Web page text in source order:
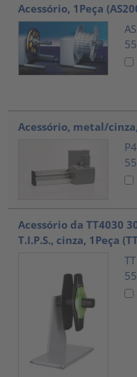
Acessório, 1Peça
Acessório, metal/
Acessório da TT4030
T.I.P.S., cinza, 1Peça